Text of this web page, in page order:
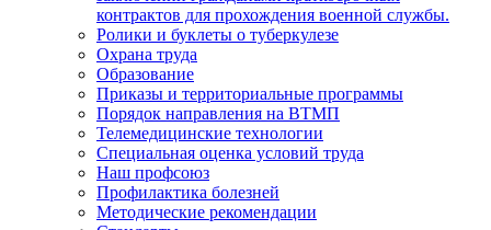
контрактов для прохождения военной службы.
Ролики и буклеты о туберкулезе
Охрана труда
Образование
Приказы и территориальные программы
Порядок направления на ВТМП
Телемедицинские технологии
Специальная оценка условий труда
Наш профсоюз
Профилактика болезней
Методические рекомендации